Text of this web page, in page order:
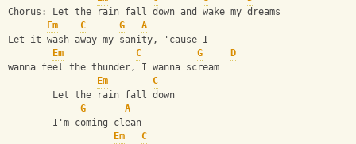
Chorus: Let the rain fall down and wake my dreams
Em
C G
A
Let it wash away my sanity, 'cause I
Em
C G
D
wanna feel the thunder, I wanna scream
Em
C
        Let the rain fall down
G
A
        I'm coming clean
Em
C